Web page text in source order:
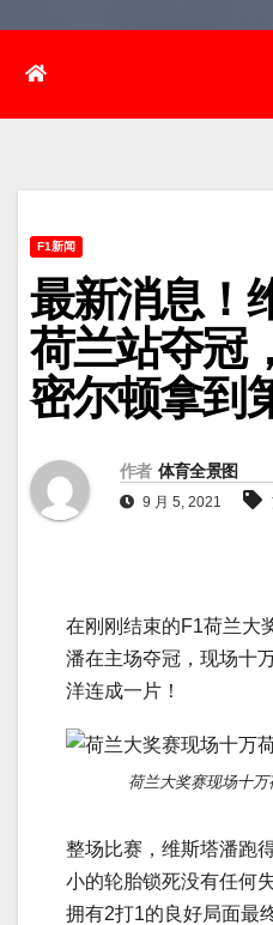
F1新闻
最新消息！
荷兰站夺冠
密尔顿拿到
作者 体育全景图
9 月 5, 2021
在刚刚结束的F1荷兰大
潘在主场夺冠，现场十
洋连成一片！
荷兰大奖赛现场十万
整场比赛，维斯塔潘跑
小的轮胎锁死没有任何
拥有2打1的良好局面最